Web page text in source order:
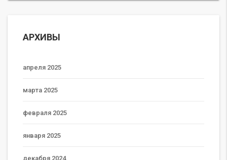
АРХИВЫ
апреля 2025
марта 2025
февраля 2025
января 2025
декабря 2024